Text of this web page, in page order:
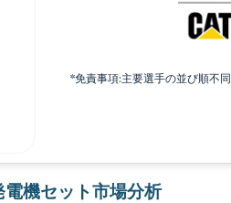
*免責事項:主要選手の並び順不同
機セット市場分析